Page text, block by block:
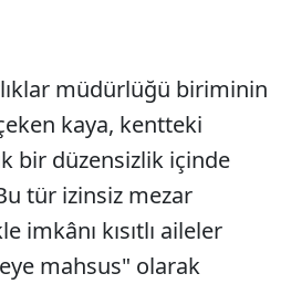
müdürlüğü biriminin
kaya, kentteki
bir düzensizlik içinde
tür izinsiz mezar
imkânı kısıtlı aileler
mahsus" olarak